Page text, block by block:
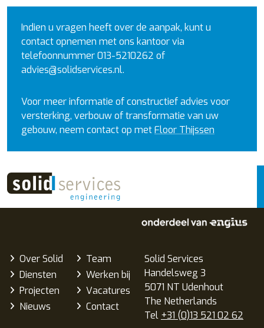
Indien u vragen heeft over de aanpak, kunt u
contact opnemen met ons kantoor via
telefoonnummer 013-5210262 of
advies@solidservices.nl.
Voor meer informatie of constructief advies voor
versterking, verbouw of transformatie van uw
gebouw, neem contact op metFloor Thijssen
Over Solid
Diensten
Projecten
Nieuws
Team
Werken bij
Vacatures
Contact
Solid Services
Handelsweg 3
5071 NT Udenhout
The Netherlands
Tel +31 (0)13 521 02 62